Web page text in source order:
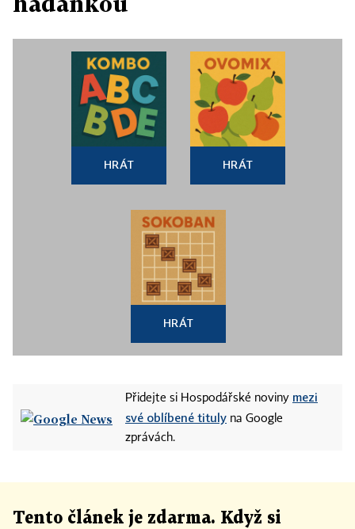
HRÁT HRÁT
HRÁT
Přidejte si Hospodářské noviny mezi
své oblíbené tituly na Google
zprávách.
Tento článek je zdarma. Když si